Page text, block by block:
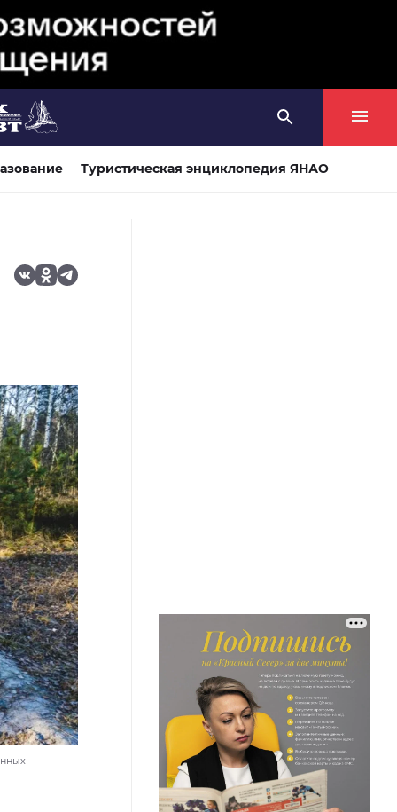
Туристическая энциклопедия ЯНАО